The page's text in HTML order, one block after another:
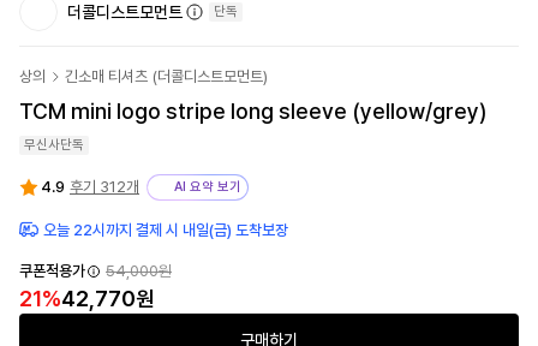
더콜디스트모먼트 단독
상의 긴소매 티셔츠 (더콜디스트모먼트)
TCM mini logo stripe long sleeve (yellow/grey)
무신사단독
4.9 후기 312개 AI 요약 보기
오늘 22시까지 결제 시 내일(금) 도착보장
쿠폰적용가 54,000원
21%42,770원
구매하기